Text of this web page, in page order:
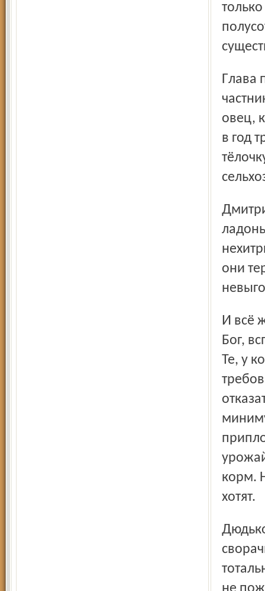
Глава поселения и большой бизнес предложили
овец,
в год
Дмитрий Назин накинул к цене ещё пять рублей, резанув
они
И всё же селяне понимают, что «африканка», если, не дай
Бог,
Те, у
корм.
хотят.
Дюдьковцы, у которых хозяйства покрупней (до 50 голов),